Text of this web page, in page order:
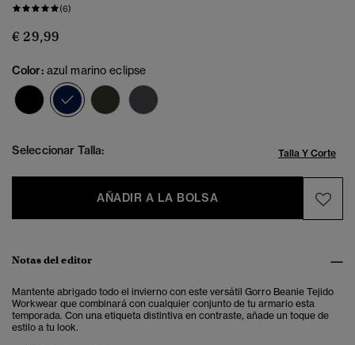
(6)
€ 29,99
Color: azul marino eclipse
seleccionado
Seleccionar Talla: Talla Y Corte
AÑADIR A LA BOLSA
Notas del editor
Mantente abrigado todo el invierno con este versátil Gorro Beanie Tejido
Workwear que combinará con cualquier conjunto de tu armario esta
temporada. Con una etiqueta distintiva en contraste, añade un toque de
estilo a tu look.